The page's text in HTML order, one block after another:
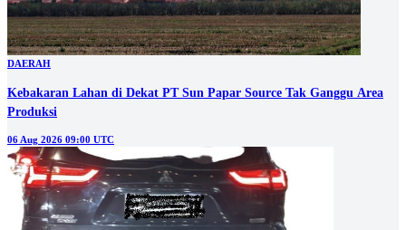
DAERAH
Kebakaran Lahan di Dekat PT Sun Papar Source Tak Ganggu Area
Produksi
06 Aug 2026 09:00 UTC